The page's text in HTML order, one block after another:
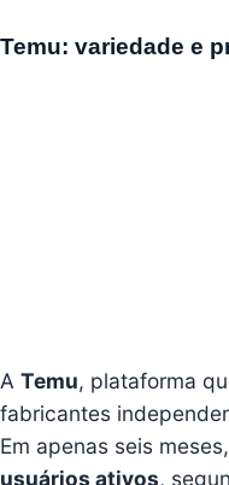
Temu: variedade e
A Temu, plataforma
fabricantes
Em apenas seis
usuários ativos,